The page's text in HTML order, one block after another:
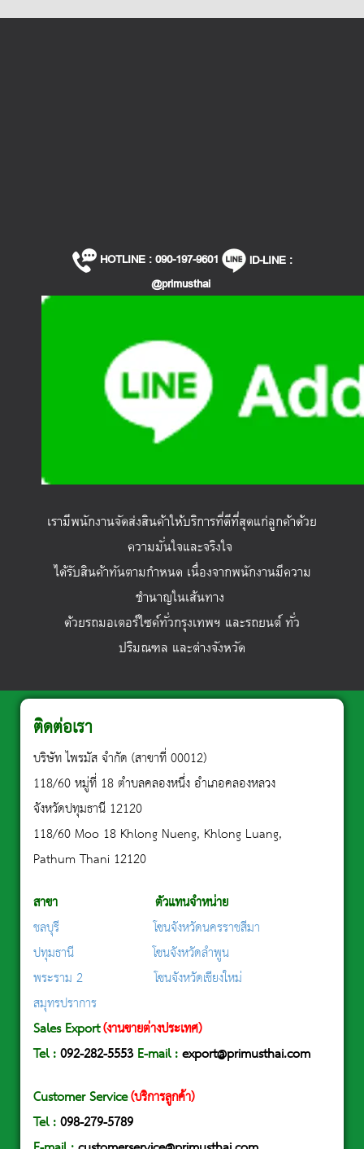
HOTLINE : 090-197-9601
lD-LINE :
@primusthai
เรามีพนักงานจัดส่งสินค้าให้บริการที่ดีที่สุดแก่ลูกค้าด้วย
ความมั่นใจและจริงใจ
ได้รับสินค้าทันตามกำหนด เนื่องจากพนักงานมีความ
ชำนาญในเส้นทาง
ด้วยรถมอเตอร์ไซค์ทั่วกรุงเทพฯ และรถยนต์ ทั่ว
ปริมณฑล และต่างจังหวัด
ติดต่อเรา
บริษัท ไพรมัส จำกัด (สาขาที่ 00012)
118/60 หมู่ที่ 18 ตำบลคลองหนึ่ง อำเภอคลองหลวง
จังหวัดปทุมธานี 12120
118/60 Moo 18 Khlong Nueng, Khlong Luang,
Pathum Thani 12120
สาขา ตัวแทนจำหน่าย
ชลบุรี
โซนจังหวัดนครราชสีมา
ปทุมธานี
โซนจังหวัดลำพูน
พระราม 2
โซนจังหวัดเชียงใหม่
สมุทรปราการ
Sales Export(งานขายต่างประเทศ)
Tel:092-282-5553 E-mail :export@primusthai.com
Customer Service(บริการลูกค้า)
Tel :098-279-5789